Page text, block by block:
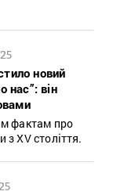
новий
нас”: він
фактам про
з XV століття.